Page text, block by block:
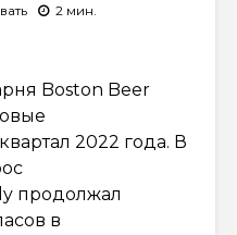
2 мин.
Boston Beer
2022 года. В
продолжал
в